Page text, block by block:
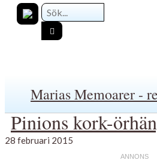
Marias Memoarer -
Pinions kork-
28 februari 2015